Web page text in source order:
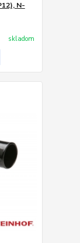
N-
skladom